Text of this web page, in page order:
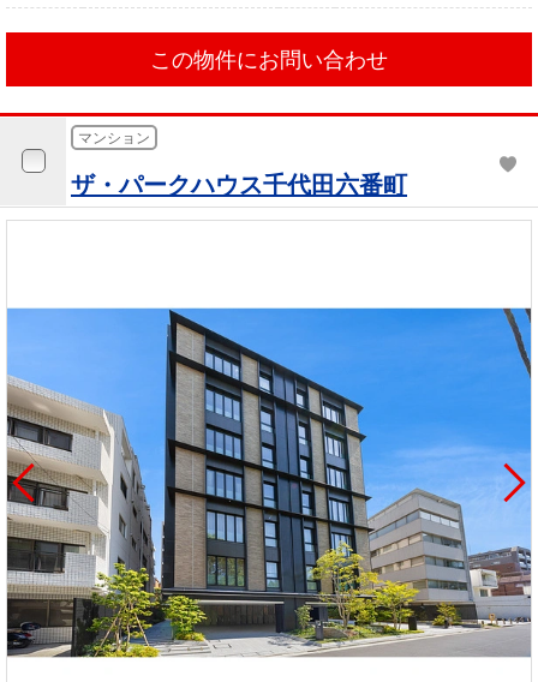
この物件にお問い合わせ
マンション
ザ・パークハウス千代田六番町